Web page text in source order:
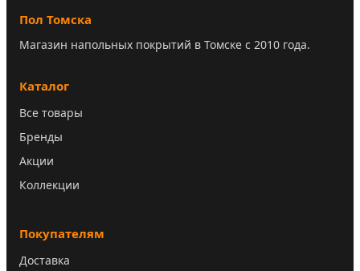
Пол Томска
Магазин напольных покрытий в Томске с 2010 года.
Каталог
Все товары
Бренды
Акции
Коллекции
Покупателям
Доставка